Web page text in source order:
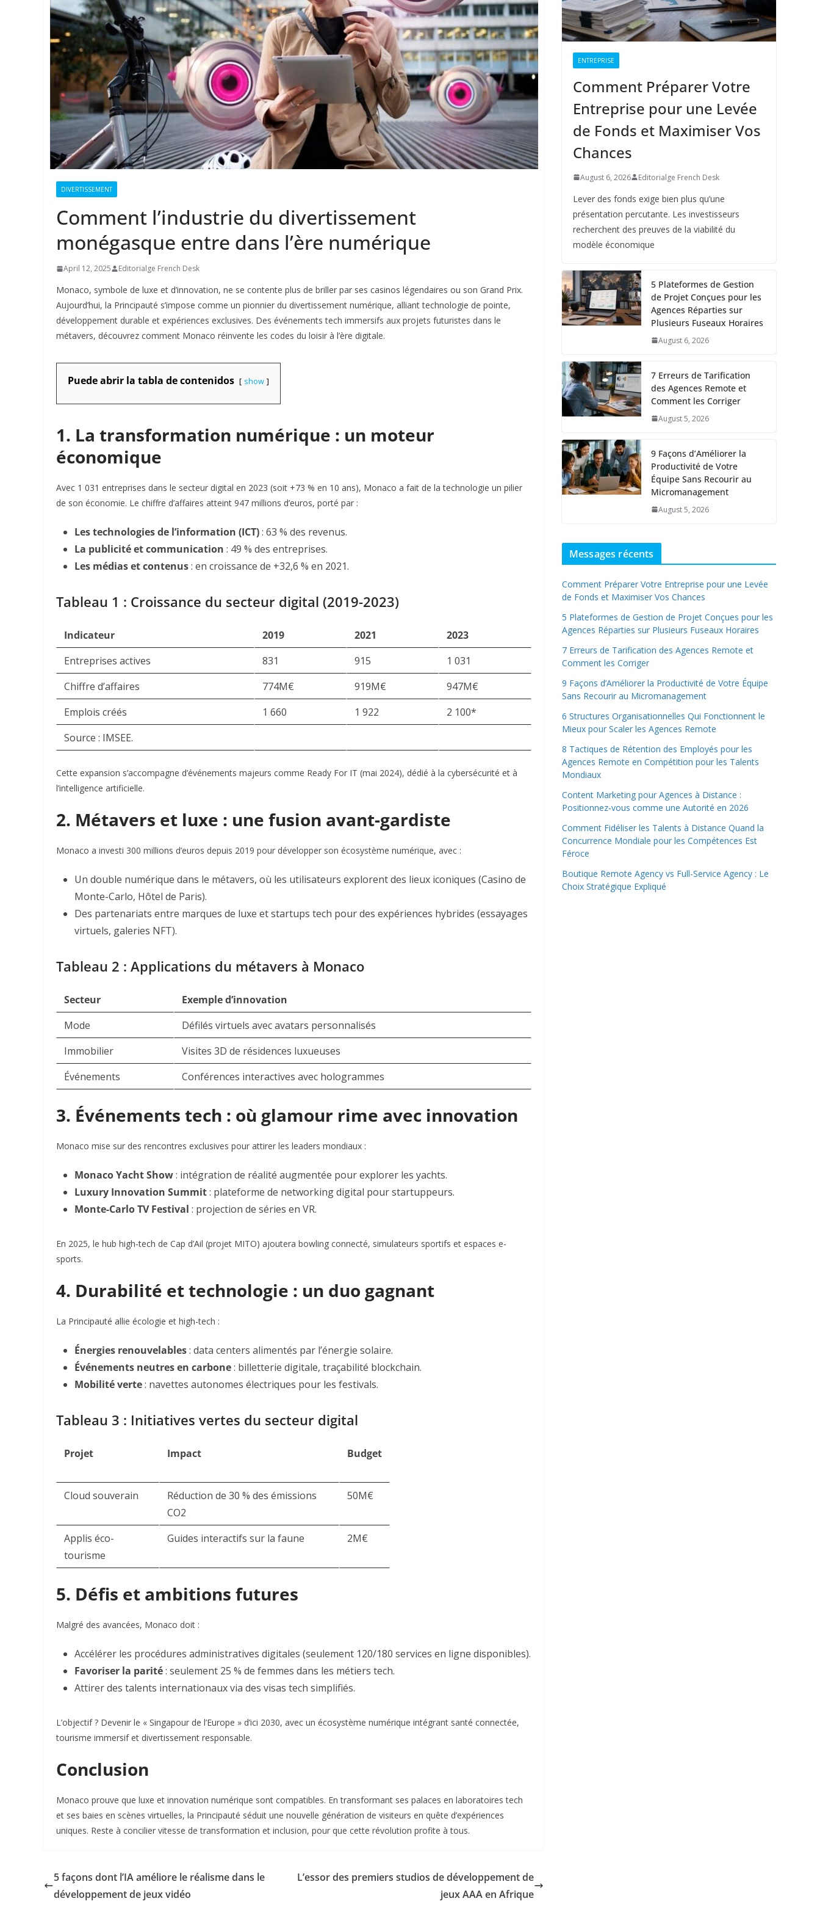
DIVERTISSEMENT
Comment l’industrie du divertissement
monégasque entre dans l’ère numérique
April 12, 2025 Editorialge French Desk
Monaco, symbole de luxe et d’innovation, ne se contente plus de briller par ses casinos légendaires ou son Grand Prix.
Aujourd’hui, la Principauté s’impose comme un pionnier du divertissement numérique, alliant technologie de pointe,
développement durable et expériences exclusives. Des événements tech immersifs aux projets futuristes dans le
métavers, découvrez comment Monaco réinvente les codes du loisir à l’ère digitale.
Puede abrir la tabla de contenidos show
1. La transformation numérique : un moteur
économique
Avec 1 031 entreprises dans le secteur digital en 2023 (soit +73 % en 10 ans), Monaco a fait de la technologie un pilier
de son économie. Le chiffre d’affaires atteint 947 millions d’euros, porté par :
Les technologies de l’information (ICT): 63 % des revenus.
La publicité et communication : 49 % des entreprises.
Les médias et contenus: en croissance de +32,6 % en 2021.
Tableau 1 : Croissance du secteur digital (2019-2023)
Indicateur 2019 2021
2023
Entreprises actives
831 915
1 031
Chiffre d’affaires
774M€ 919M€
947M€
Emplois créés
1 660 1 922
2 100*
Source : IMSEE.
Cette expansion s’accompagne d’événements majeurs comme Ready For IT (mai 2024), dédié à la cybersécurité et à
l’intelligence artificielle.
2. Métavers et luxe : une fusion avant-gardiste
Monaco a investi 300 millions d’euros depuis 2019 pour développer son écosystème numérique, avec :
Un double numérique dans le métavers, où les utilisateurs explorent des lieux iconiques (Casino de
Monte-Carlo, Hôtel de Paris).
Des partenariats entre marques de luxe et startups tech pour des expériences hybrides (essayages
virtuels, galeries NFT).
Tableau 2 : Applications du métavers à Monaco
Secteur
Exemple d’innovation
Mode
Défilés virtuels avec avatars personnalisés
Immobilier
Visites 3D de résidences luxueuses
Événements
Conférences interactives avec hologrammes
3. Événements tech : où glamour rime avec innovation
Monaco mise sur des rencontres exclusives pour attirer les leaders mondiaux :
Monaco Yacht Show: intégration de réalité augmentée pour explorer les yachts.
Luxury Innovation Summit: plateforme de networking digital pour startuppeurs.
Monte-Carlo TV Festival : projection de séries en VR.
En 2025, le hub high-tech de Cap d’Ail (projet MITO) ajoutera bowling connecté, simulateurs sportifs et espaces e-
sports.
4. Durabilité et technologie : un duo gagnant
La Principauté allie écologie et high-tech :
Énergies renouvelables: data centers alimentés par l’énergie solaire.
Événements neutres en carbone: billetterie digitale, traçabilité blockchain.
Mobilité verte: navettes autonomes électriques pour les festivals.
Tableau 3 : Initiatives vertes du secteur digital
Projet Impact Budget
Cloud souverain
Réduction de 30 % des émissions
CO2
50M€
Applis éco-
tourisme
Guides interactifs sur la faune 2M€
5. Défis et ambitions futures
Malgré des avancées, Monaco doit :
Accélérer les procédures administratives digitales (seulement 120/180 services en ligne disponibles).
Favoriser la parité: seulement 25 % de femmes dans les métiers tech.
Attirer des talents internationauxvia des visas tech simplifiés.
L’objectif ? Devenir le « Singapour de l’Europe » d’ici 2030, avec un écosystème numérique intégrant santé connectée,
tourisme immersif et divertissement responsable.
Conclusion
Monaco prouve que luxe et innovation numérique sont compatibles. En transformant ses palaces en laboratoires tech
et ses baies en scènes virtuelles, la Principauté séduit une nouvelle génération de visiteurs en quête d’expériences
uniques. Reste à concilier vitesse de transformation et inclusion, pour que cette révolution profite à tous.
5 façons dont l’IA améliore le réalisme dans le
développement de jeux vidéo
L’essor des premiers studios de développement de
jeux AAA en Afrique
ENTREPRISE
Comment Préparer Votre
Entreprise pour une Levée
de Fonds et Maximiser Vos
Chances
August 6, 2026 Editorialge French Desk
Lever des fonds exige bien plus qu’une
présentation percutante. Les investisseurs
recherchent des preuves de la viabilité du
modèle économique
5 Plateformes de Gestion
de Projet Conçues pour les
Agences Réparties sur
Plusieurs Fuseaux Horaires
August 6, 2026
7 Erreurs de Tarification
des Agences Remote et
Comment les Corriger
August 5, 2026
9 Façons d’Améliorer la
Productivité de Votre
Équipe Sans Recourir au
Micromanagement
August 5, 2026
Messages récents
Comment Préparer Votre Entreprise pour une Levée
de Fonds et Maximiser Vos Chances
5 Plateformes de Gestion de Projet Conçues pour les
Agences Réparties sur Plusieurs Fuseaux Horaires
7 Erreurs de Tarification des Agences Remote et
Comment les Corriger
9 Façons d’Améliorer la Productivité de Votre Équipe
Sans Recourir au Micromanagement
6 Structures Organisationnelles Qui Fonctionnent le
Mieux pour Scaler les Agences Remote
8 Tactiques de Rétention des Employés pour les
Agences Remote en Compétition pour les Talents
Mondiaux
Content Marketing pour Agences à Distance :
Positionnez-vous comme une Autorité en 2026
Comment Fidéliser les Talents à Distance Quand la
Concurrence Mondiale pour les Compétences Est
Féroce
Boutique Remote Agency vs Full-Service Agency : Le
Choix Stratégique Expliqué